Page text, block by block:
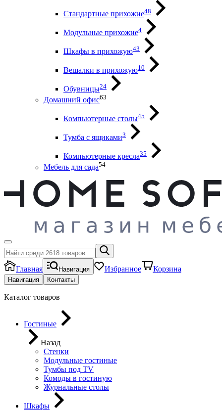
Стандартные прихожие48
Модульные прихожие4
Шкафы в прихожую43
Вешалки в прихожую10
Обувницы24
Домашний офис63
Компьютерные столы45
Тумба с ящиками3
Компьютерные кресла35
Мебель для сада54
Главная Навигация Избранное Корзина
Навигация Контакты
Каталог товаров
Гостиные
Назад
Стенки
Модульные гостиные
Тумбы под ТV
Комоды в гостиную
Журнальные столы
Шкафы